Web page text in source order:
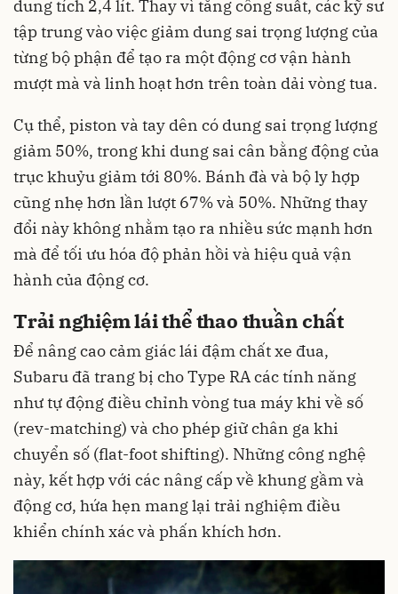
dung tích 2,4 lít. Thay vì tăng công suất, các kỹ sư
tập trung vào việc giảm dung sai trọng lượng của
từng bộ phận để tạo ra một động cơ vận hành
mượt mà và linh hoạt hơn trên toàn dải vòng tua.
Cụ thể, piston và tay dên có dung sai trọng lượng
giảm 50%, trong khi dung sai cân bằng động của
trục khuỷu giảm tới 80%. Bánh đà và bộ ly hợp
cũng nhẹ hơn lần lượt 67% và 50%. Những thay
đổi này không nhằm tạo ra nhiều sức mạnh hơn
mà để tối ưu hóa độ phản hồi và hiệu quả vận
hành của động cơ.
Trải nghiệm lái thể thao thuần chất
Để nâng cao cảm giác lái đậm chất xe đua,
Subaru đã trang bị cho Type RA các tính năng
như tự động điều chỉnh vòng tua máy khi về số
(rev-matching) và cho phép giữ chân ga khi
chuyển số (flat-foot shifting). Những công nghệ
này, kết hợp với các nâng cấp về khung gầm và
động cơ, hứa hẹn mang lại trải nghiệm điều
khiển chính xác và phấn khích hơn.